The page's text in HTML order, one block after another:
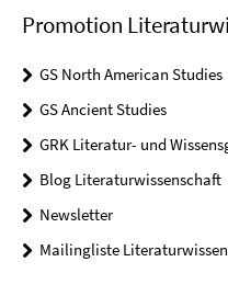
Promotion
GS North American Studies
GS Ancient Studies
GRK Literatur- und
Blog Literaturwissenschaft
Newsletter
Mailingliste